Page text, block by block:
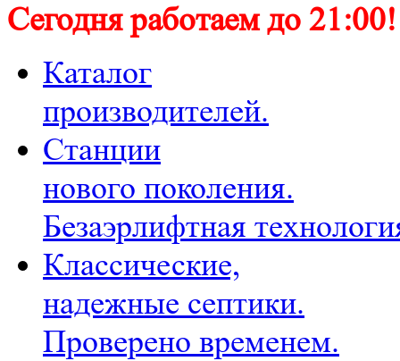
Сегодня работаем до
Каталог
производителей.
Станции
нового поколения.
Безаэрлифтная
Классические,
надежные септики.
Проверено временем.